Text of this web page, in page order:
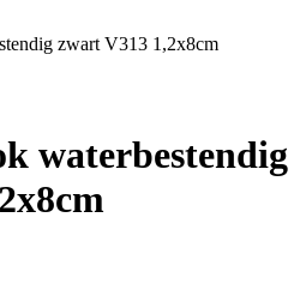
zwart V313 1,2x8cm
waterbestendig